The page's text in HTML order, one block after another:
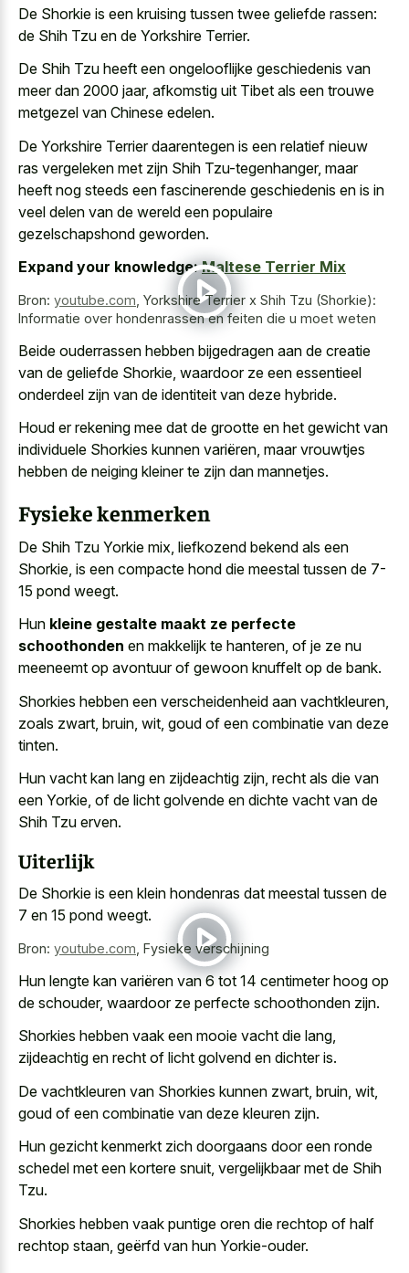
De Shorkie is een kruising tussen twee geliefde rassen:
de Shih Tzu en de Yorkshire Terrier.
De Shih Tzu heeft een ongelooflijke geschiedenis van
meer dan 2000 jaar, afkomstig uit Tibet als een trouwe
metgezel van Chinese edelen.
De Yorkshire Terrier daarentegen is een relatief nieuw
ras vergeleken met zijn Shih Tzu-tegenhanger, maar
heeft nog steeds een fascinerende geschiedenis en is in
veel delen van de wereld een populaire
gezelschapshond geworden.
Expand your knowledge: Maltese Terrier Mix
Bron: youtube.com Yorkshire Terrier x Shih Tzu (Shorkie):
Informatie over hondenrassen en feiten die u moet weten
Beide ouderrassen hebben bijgedragen aan de creatie
van de geliefde Shorkie, waardoor ze een essentieel
onderdeel zijn van de identiteit van deze hybride.
Houd er rekening mee dat de grootte en het gewicht van
individuele Shorkies kunnen variëren, maar vrouwtjes
hebben de neiging kleiner te zijn dan mannetjes.
Fysieke kenmerken
De Shih Tzu Yorkie mix, liefkozend bekend als een
Shorkie, is een compacte hond die meestal tussen de 7-
15 pond weegt.
Hun kleine gestalte maakt ze perfecte
schoothonden en makkelijk te hanteren, of je ze nu
meeneemt op avontuur of gewoon knuffelt op de bank.
Shorkies hebben een verscheidenheid aan vachtkleuren,
zoals zwart, bruin, wit, goud of een combinatie van deze
tinten.
Hun vacht kan lang en zijdeachtig zijn, recht als die van
een Yorkie, of de licht golvende en dichte vacht van de
Shih Tzu erven.
Uiterlijk
De Shorkie is een klein hondenras dat meestal tussen de
7 en 15 pond weegt.
Bron: youtube.com Fysieke verschijning
Hun lengte kan variëren van 6 tot 14 centimeter hoog op
de schouder, waardoor ze perfecte schoothonden zijn.
Shorkies hebben vaak een mooie vacht die lang,
zijdeachtig en recht of licht golvend en dichter is.
De vachtkleuren van Shorkies kunnen zwart, bruin, wit,
goud of een combinatie van deze kleuren zijn.
Hun gezicht kenmerkt zich doorgaans door een ronde
schedel met een kortere snuit, vergelijkbaar met de Shih
Tzu.
Shorkies hebben vaak puntige oren die rechtop of half
rechtop staan, geërfd van hun Yorkie-ouder.